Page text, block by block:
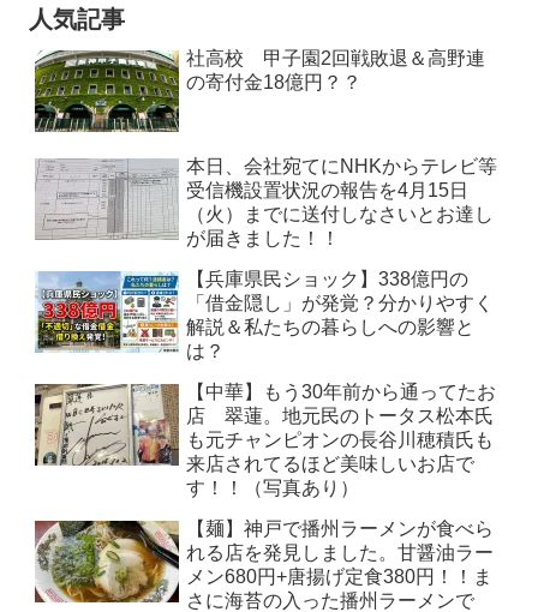
人気記事
社高校 甲子園2回戦敗退＆高野連
の寄付金18億円？？
本日、会社宛てにNHKからテレビ等
受信機設置状況の報告を4月15日
（火）までに送付しなさいとお達し
が届きました！！
【兵庫県民ショック】338億円の
「借金隠し」が発覚？分かりやすく
解説＆私たちの暮らしへの影響と
は？
【中華】もう30年前から通ってたお
店 翠蓮。地元民のトータス松本氏
も元チャンピオンの長谷川穂積氏も
来店されてるほど美味しいお店で
す！！（写真あり）
【麺】神戸で播州ラーメンが食べら
れる店を発見しました。甘醤油ラー
メン680円+唐揚げ定食380円！！ま
さに海苔の入った播州ラーメンで